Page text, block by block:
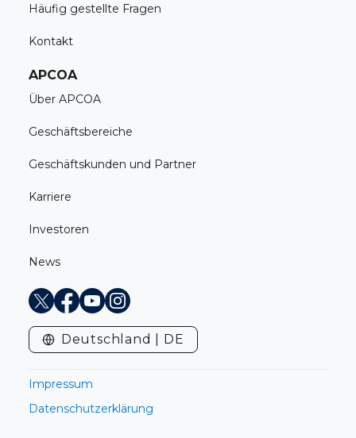
Häufig gestellte Fragen
Kontakt
APCOA
Über APCOA
Geschäftsbereiche
Geschäftskunden und Partner
Karriere
Investoren
News
X Facebook
YoutubeInstagram
Deutschland | DE
Impressum
Datenschutzerklärung